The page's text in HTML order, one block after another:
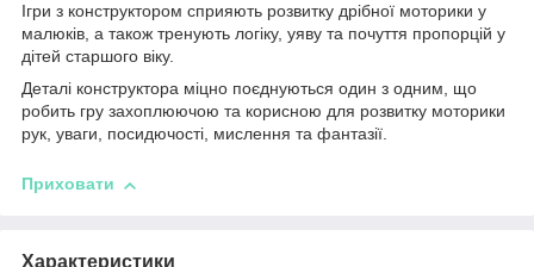
Ігри з конструктором сприяють розвитку дрібної моторики у
малюків, а також тренують логіку, уяву та почуття пропорцій у
дітей старшого віку.
Деталі конструктора міцно поєднуються один з одним, що
робить гру захоплюючою та корисною для розвитку моторики
рук, уваги, посидючості, мислення та фантазії.
Приховати
Характеристики